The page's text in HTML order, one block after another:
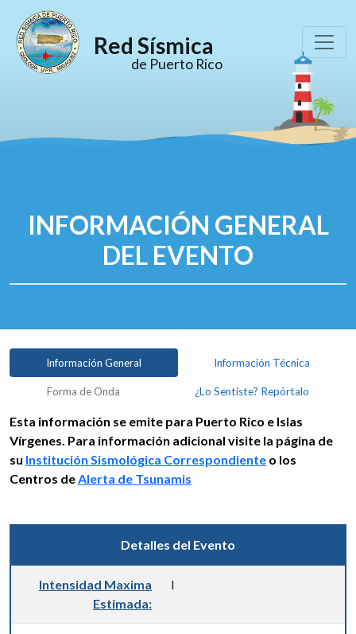
Red Sísmica
de Puerto Rico
INFORMACIÓN GENERAL
DEL EVENTO
Información General Información Técnica
Forma de Onda ¿Lo Sentiste? Repórtalo
Esta información se emite para Puerto Rico e Islas
Vírgenes. Para información adicional visite la página de
su Institución Sismológica Correspondiente o los
Centros deAlerta de Tsunamis
Detalles del Evento
Intensidad Maxima
Estimada:
I